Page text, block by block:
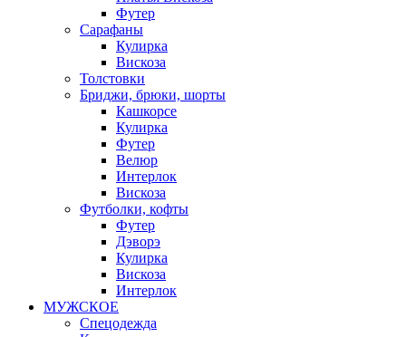
Футер
Сарафаны
Кулирка
Вискоза
Толстовки
Бриджи, брюки, шорты
Кашкорсе
Кулирка
Футер
Велюр
Интерлок
Вискоза
Футболки, кофты
Футер
Дэворэ
Кулирка
Вискоза
Интерлок
МУЖСКОЕ
Спецодежда